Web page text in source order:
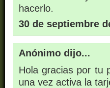
hacerlo.
30 de septiembre
Anónimo dijo...
Hola gracias por tu
una vez activa la